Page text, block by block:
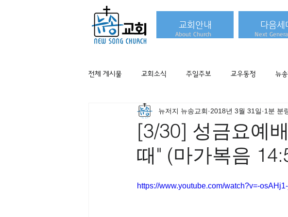
교회안내 다음세
About Church Next
전체 게시물 교회소식 주일주보 교우동정 뉴
[3/30] 성금요예
때" (마가복음
뉴저지 뉴송교회 2018년 3월 31일 1분 분
https://www.youtube.com/watch?v=-